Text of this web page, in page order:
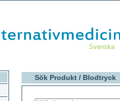
Svenska
Sök Produkt / Blodtryck